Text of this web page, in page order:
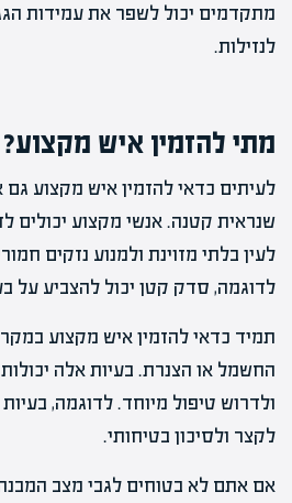
מתקדמים יכול לשפר את עמידות
לנזילות.
מתי להזמין איש מקצוע?
לעיתים כדאי להזמין איש מקצוע
שנראית קטנה. אנשי מקצוע יכולים
לעין בלתי מזוינת ולמנוע נזקים
לדוגמה, סדק קטן יכול להצביע על
תמיד כדאי להזמין איש מקצוע
החשמל או הצנרת. בעיות אלה
ולדרוש טיפול מיוחד. לדוגמה,
לקצר ולסיכון בטיחותי.
אם אתם לא בטוחים לגבי מצב